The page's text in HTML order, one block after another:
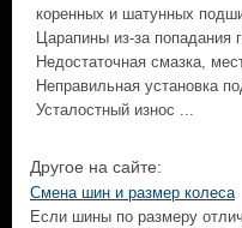
коренных и шатунных
Царапины из-за попадания
Недостаточная смазка,
Неправильная установка
Усталостный износ ...
Другое на сайте:
Смена шин и размер колеса
Если шины по размеру